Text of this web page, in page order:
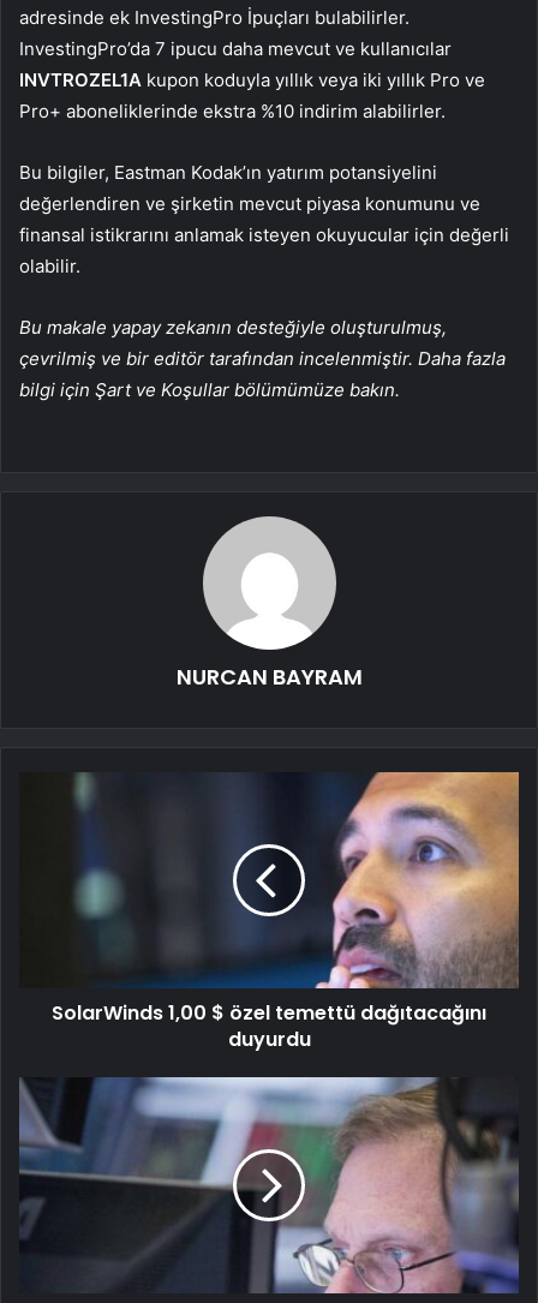
adresinde ek InvestingPro İpuçları bulabilirler.
InvestingPro’da 7 ipucu daha mevcut ve kullanıcılar
INVTROZEL1A kupon koduyla yıllık veya iki yıllık Pro ve
Pro+ aboneliklerinde ekstra %10 indirim alabilirler.
Bu bilgiler, Eastman Kodak’ın yatırım potansiyelini
değerlendiren ve şirketin mevcut piyasa konumunu ve
finansal istikrarını anlamak isteyen okuyucular için değerli
olabilir.
Bu makale yapay zekanın desteğiyle oluşturulmuş,
çevrilmiş ve bir editör tarafından incelenmiştir. Daha fazla
bilgi için Şart ve Koşullar bölümümüze bakın.
NURCAN BAYRAM
SolarWinds 1,00 $ özel temettü dağıtacağını
duyurdu